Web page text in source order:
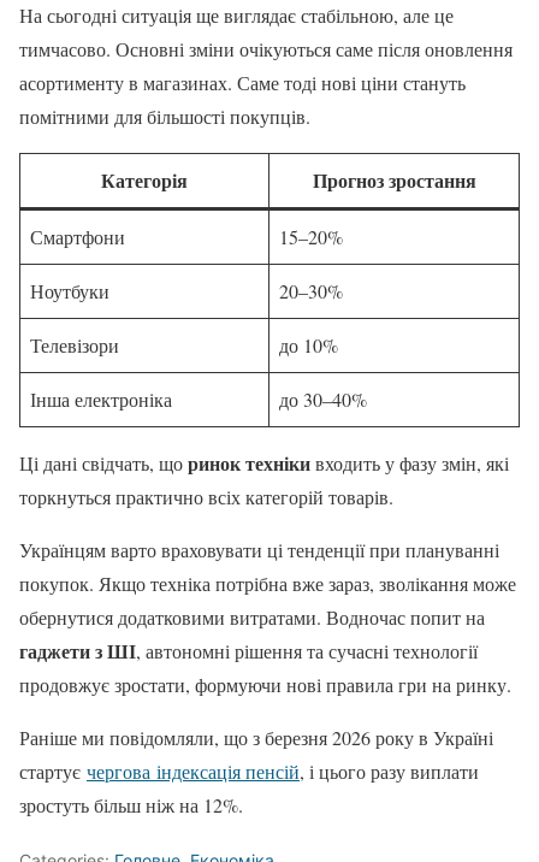
На сьогодні ситуація ще виглядає стабільною, але це
тимчасово. Основні зміни очікуються саме після оновлення
асортименту в магазинах. Саме тоді нові ціни стануть
помітними для більшості покупців.
Категорія Прогноз зростання
Смартфони 15–20%
Ноутбуки 20–30%
Телевізори до 10%
Інша електроніка до 30–40%
Ці дані свідчать, щоринок технікивходить у фазу змін, які
торкнуться практично всіх категорій товарів.
Українцям варто враховувати ці тенденції при плануванні
покупок. Якщо техніка потрібна вже зараз, зволікання може
обернутися додатковими витратами. Водночас попит на
гаджети з ШІ, автономні рішення та сучасні технології
продовжує зростати, формуючи нові правила гри на ринку.
Раніше ми повідомляли, що з березня 2026 року в Україні
стартує чергова індексація пенсій, і цього разу виплати
зростуть більш ніж на 12%.